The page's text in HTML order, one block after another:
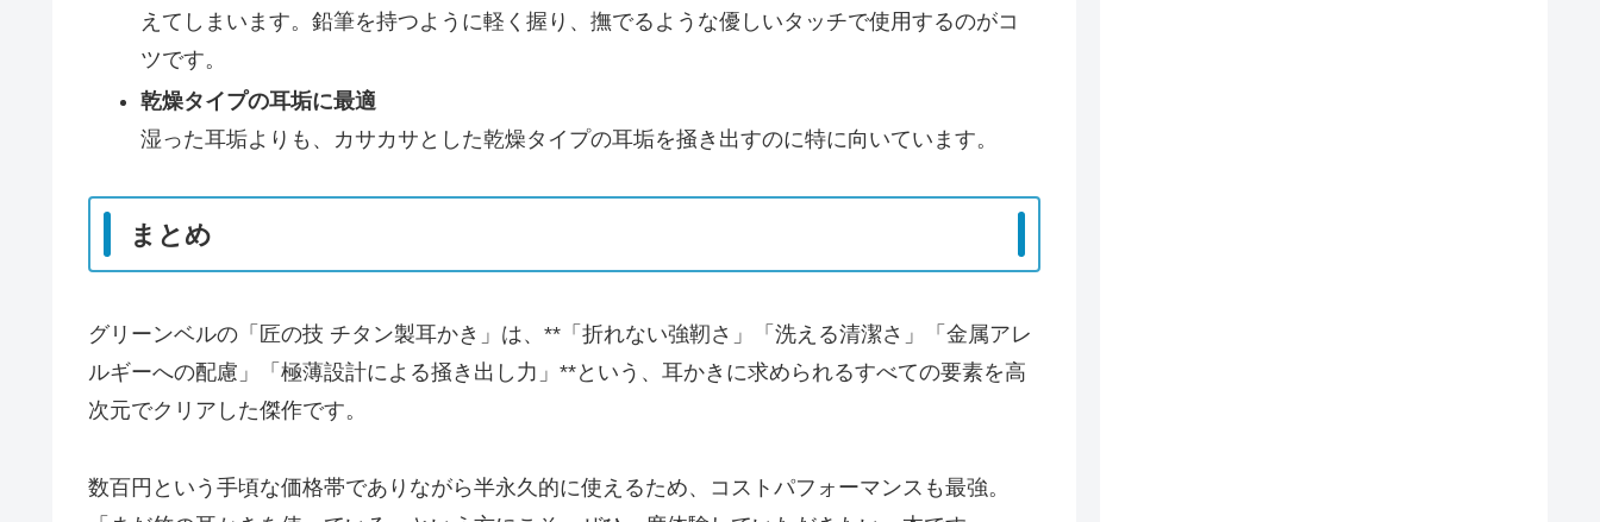
えてしまいます。鉛筆を持つように軽く握り、撫でるような優しいタッチで使用するのがコ
ツです。
乾燥タイプの耳垢に最適
湿った耳垢よりも、カサカサとした乾燥タイプの耳垢を掻き出すのに特に向いています。
まとめ
グリーンベルの「匠の技 チタン製耳かき」は、**「折れない強靭さ」「洗える清潔さ」「金属アレ
ルギーへの配慮」「極薄設計による掻き出し力」**という、耳かきに求められるすべての要素を高
次元でクリアした傑作です。
数百円という手頃な価格帯でありながら半永久的に使えるため、コストパフォーマンスも最強。